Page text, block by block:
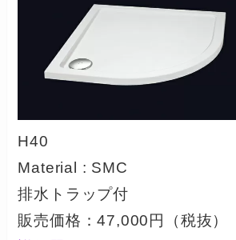
H40
Material : SMC
排水トラップ付
販売価格：47,000円（税抜）